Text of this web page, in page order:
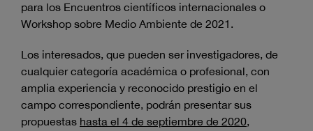
para los Encuentros científicos internacionales o
Workshop sobre Medio Ambiente de 2021.
Los interesados, que pueden ser investigadores, de
cualquier categoría académica o profesional, con
amplia experiencia y reconocido prestigio en el
campo correspondiente, podrán presentar sus
propuestas hasta el 4 de septiembre de 2020,